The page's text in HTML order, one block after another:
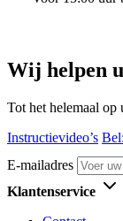
Wij helpen
Tot het helemaal op
Instructievideo’s
E-mailadres
Klantenservice